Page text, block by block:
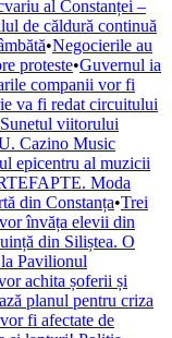
al Constanței –
de căldură continuă
•Negocierile au
proteste•Guvernul ia
companii vor fi
va fi redat circuitului
Sunetul viitorului
Cazino Music
epicentru al muzicii
Moda
din Constanța•Trei
învăța elevii din
din Siliștea. O
Pavilionul
achita șoferii și
planul pentru criza
fi afectate de